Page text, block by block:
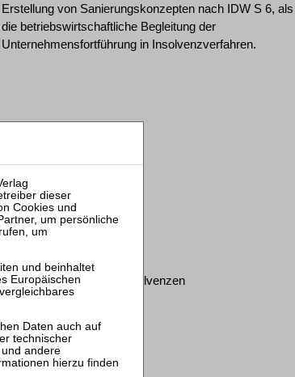
Erstellung von Sanierungskonzepten nach IDW S 6,
die betriebswirtschaftliche Begleitung der
Unternehmensfortführung in Insolvenzverfahren.
Unternehmensinsolvenzen